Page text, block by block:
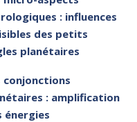
: influences
des petits
planétaires
conjonctions
: amplification
énergies